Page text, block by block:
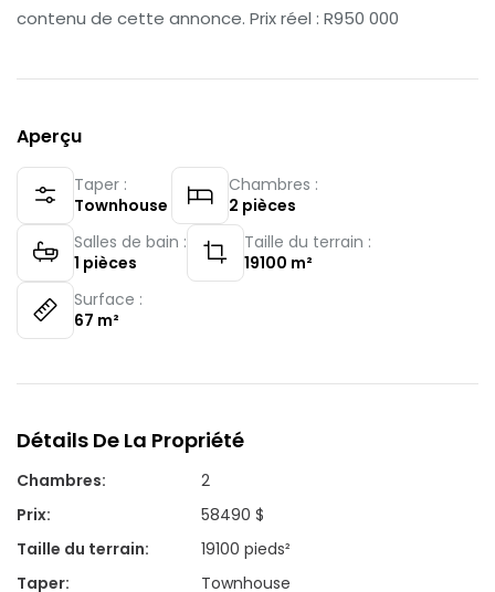
contenu de cette annonce. Prix réel : R950 000
Aperçu
Taper :
Townhouse
Chambres :
2 pièces
Salles de bain :
1 pièces
Taille du terrain :
19100 m²
Surface :
67 m²
Détails De La Propriété
Chambres:
2
Prix:
58490 $
Taille du terrain:
19100 pieds²
Taper: Townhouse